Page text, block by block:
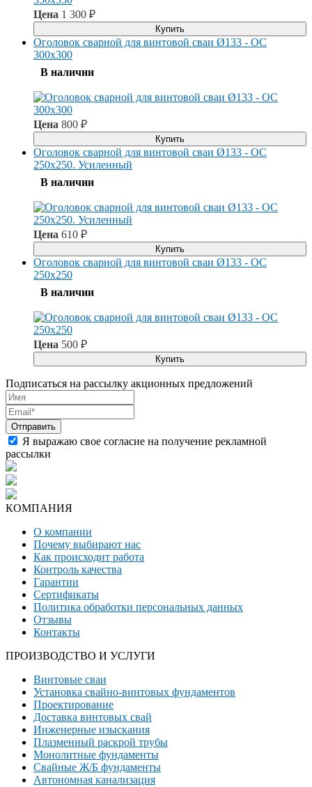
Цена 1 300 ₽
Купить
Оголовок сварной для винтовой сваи Ø133 - ОС
300x300
В наличии
Цена 800 ₽
Купить
Оголовок сварной для винтовой сваи Ø133 - ОС
250x250. Усиленный
В наличии
Цена 610 ₽
Купить
Оголовок сварной для винтовой сваи Ø133 - ОС
250x250
В наличии
Цена 500 ₽
Купить
Подписаться на рассылку акционных предложений
Я выражаю свое согласие на получение рекламной
рассылки
КОМПАНИЯ
О компании
Почему выбирают нас
Как происходит работа
Контроль качества
Гарантии
Сертификаты
Политика обработки персональных данных
Отзывы
Контакты
ПРОИЗВОДСТВО И УСЛУГИ
Винтовые сваи
Установка свайно-винтовых фундаментов
Проектирование
Доставка винтовых свай
Инженерные изыскания
Плазменный раскрой трубы
Монолитные фундаменты
Свайные Ж/Б фундаменты
Автономная канализация